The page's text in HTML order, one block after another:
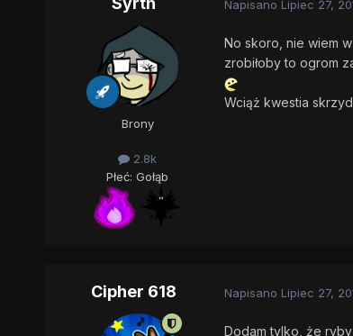
Brony
2.8k
Płeć: Gołąb
Napisano Lipiec 27,
No skoro, nie wiem
zrobiłoby to ogrom
Wciąż kwestia
Cipher 618 Napisano Lipiec 27,
Dodam tylko, że